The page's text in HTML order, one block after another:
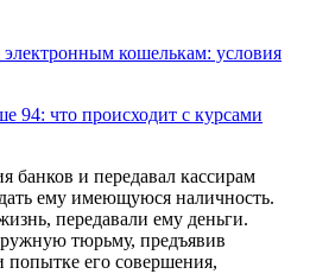
кошелькам: условия
94: что происходит с курсами
банков и передавал кассирам
ему имеющуюся наличность.
передавали ему деньги.
тюрьму, предъявив
попытке его совершения,